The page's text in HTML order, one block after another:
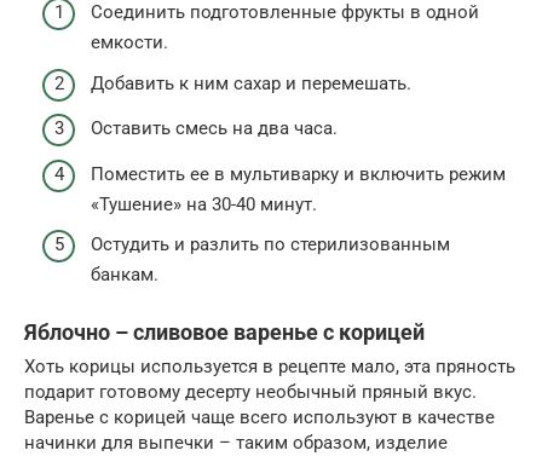
Соединить подготовленные фрукты в одной
емкости.
Добавить к ним сахар и перемешать.
Оставить смесь на два часа.
Поместить ее в мультиварку и включить режим
«Тушение» на 30-40 минут.
Остудить и разлить по стерилизованным
банкам.
Яблочно – сливовое варенье с корицей
Хоть корицы используется в рецепте мало, эта пряность
подарит готовому десерту необычный пряный вкус.
Варенье с корицей чаще всего используют в качестве
начинки для выпечки – таким образом, изделие